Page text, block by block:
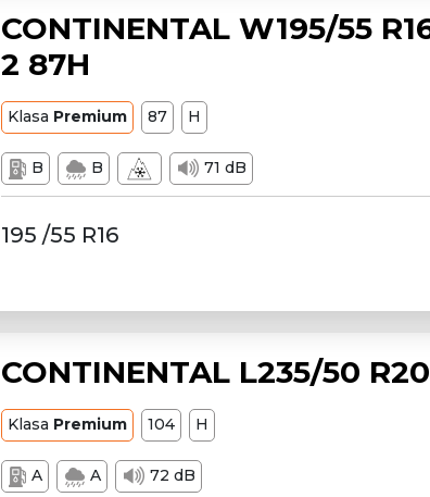
CONTINENTAL W195/55
2 87H
Klasa Premium 87 H
B B 71 dB
195 /55 R16
CONTINENTAL L235/50
Klasa Premium 104 H
A A 72 dB